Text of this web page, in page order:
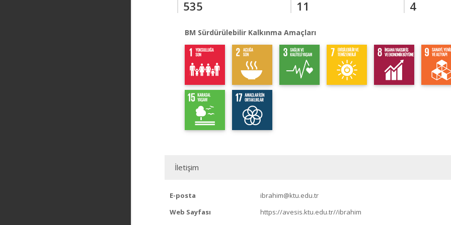
535 11 4
BM Sürdürülebilir Kalkınma Amaçları
İletişim
E-posta
ibrahim@ktu.edu.tr
Web Sayfası
https://avesis.ktu.edu.tr//ibrahim